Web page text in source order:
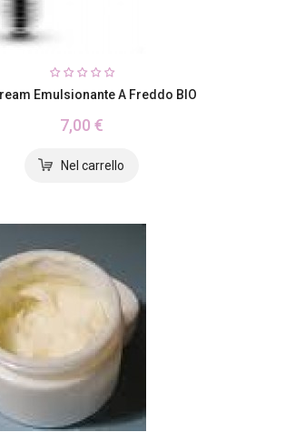
Emulsionante A Freddo BIO
7,00 €